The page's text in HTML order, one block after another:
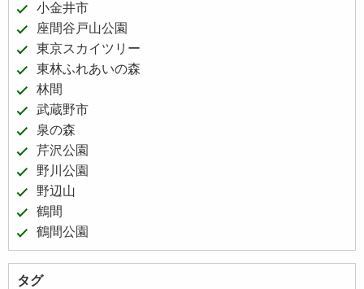
小金井市
座間谷戸山公園
東京スカイツリー
東林ふれあいの森
林間
武蔵野市
泉の森
芹沢公園
野川公園
野辺山
鶴間
鶴間公園
タグ